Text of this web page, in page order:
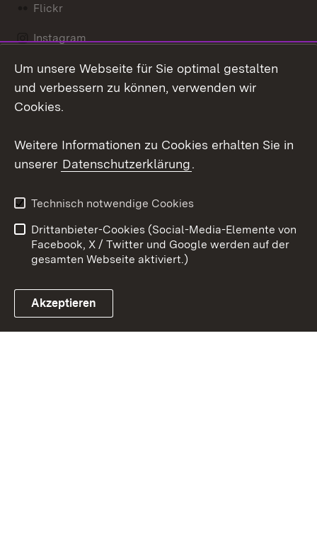
Flickr
Instagram
Social Wall
Link zum Landesportal
Barrierefreiheit
Benutzungshinweise
Impressum
Cookies
Um unsere Webseite für Sie optimal gestalten
und verbessern zu können, verwenden wir
Cookies.
Weitere Informationen zu Cookies erhalten Sie in
unserer Datenschutzerklärung.
Technisch notwendige Cookies
Drittanbieter-Cookies (Social-Media-Elemente von
Facebook, X / Twitter und Google werden auf der
gesamten Webseite aktiviert.)
Akzeptieren